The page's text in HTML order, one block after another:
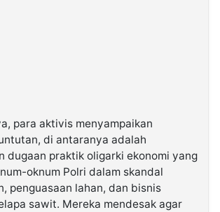
para aktivis menyampaikan
di antaranya adalah
dugaan praktik oligarki ekonomi yang
oknum Polri dalam skandal
penguasaan lahan, dan bisnis
sawit. Mereka mendesak agar